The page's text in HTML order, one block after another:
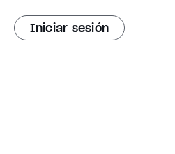
Iniciar sesión